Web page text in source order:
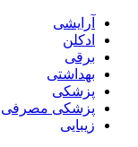
آرایشی
ادکلن
برقی
بهداشتی
پزشکی
پزشکی مصرفی
زیبایی